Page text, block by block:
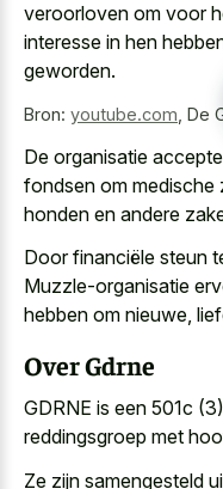
veroorloven om voor
interesse in hen
geworden.
Bron: youtube.com, De
De organisatie
fondsen om
honden en andere
Door financiële steun
Muzzle-organisatie
hebben om nieuwe,
Over Gdrne
GDRNE is een 501c
reddingsgroep met
Ze zijn samengesteld